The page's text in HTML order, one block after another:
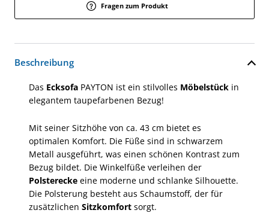
Fragen zum Produkt
Beschreibung
Das Ecksofa PAYTON ist ein stilvolles Möbelstück in
elegantem taupefarbenen Bezug!
Mit seiner Sitzhöhe von ca. 43 cm bietet es
optimalen Komfort. Die Füße sind in schwarzem
Metall ausgeführt, was einen schönen Kontrast zum
Bezug bildet. Die Winkelfüße verleihen der
Polsterecke eine moderne und schlanke Silhouette.
Die Polsterung besteht aus Schaumstoff, der für
zusätzlichen Sitzkomfort sorgt.